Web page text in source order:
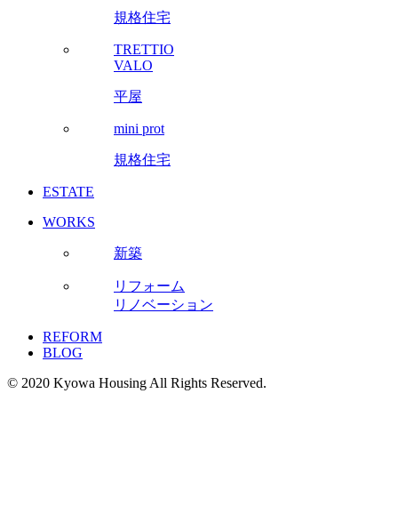
規格住宅
TRETTIO
VALO
平屋
mini prot
規格住宅
ESTATE
WORKS
新築
リフォーム
リノベーション
REFORM
BLOG
© 2020 Kyowa Housing All Rights Reserved.